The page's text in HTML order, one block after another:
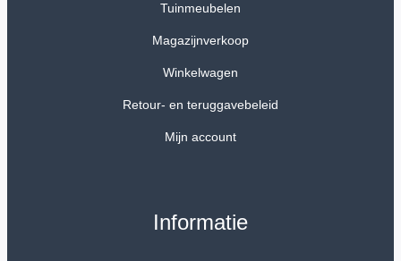
Tuinmeubelen
Magazijnverkoop
Winkelwagen
Retour- en teruggavebeleid
Mijn account
Informatie